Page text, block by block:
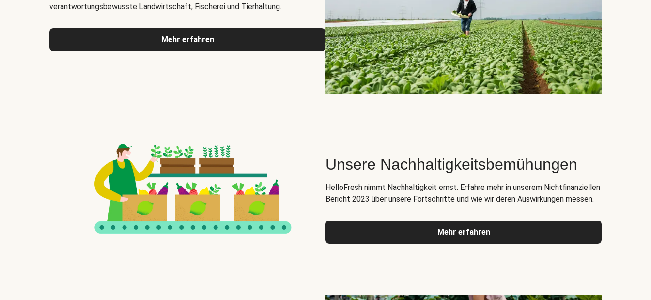
verantwortungsbewusste Landwirtschaft, Fischerei und Tierhaltung.
Mehr erfahren
Unsere Nachhaltigkeitsbemühungen
HelloFresh nimmt Nachhaltigkeit ernst. Erfahre mehr in unserem Nichtfinanziellen
Bericht 2023 über unsere Fortschritte und wie wir deren Auswirkungen messen.
Mehr erfahren